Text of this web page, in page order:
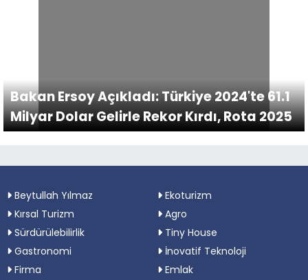
Bakan Ersoy Açıkladı: Türkiye 2024'te 61.1
Milyar Dolar Gelirle Rekor Kırdı, Rota 2025
Beytullah Yılmaz
Ekoturizm
Kırsal Turizm
Agro
Sürdürülebilirlik
Tiny House
Gastronomi
İnovatif Teknoloji
Firma
Emlak